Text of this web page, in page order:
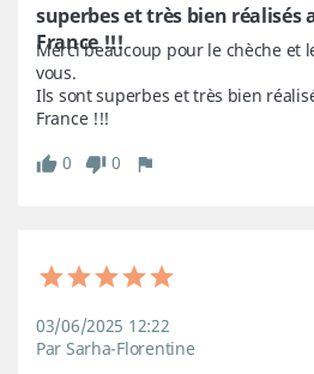
superbes et très bien réalisés
France !!!
Merci beaucoup pour le chèche et
vous.
Ils sont superbes et très bien
France !!!
0
0
03/06/2025 12:22
Par Sarha-Florentine